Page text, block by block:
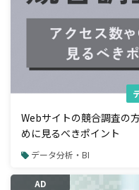
Webサイトの競合調査の
めに見るべきポイント
データ分析・BI
AD